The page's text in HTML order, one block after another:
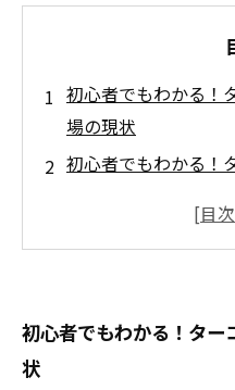
初心者でもわかる！
場の現状
初心者でもわかる！
ターコイズの価値を
備と注意点
初心者でもわかる！ター
状